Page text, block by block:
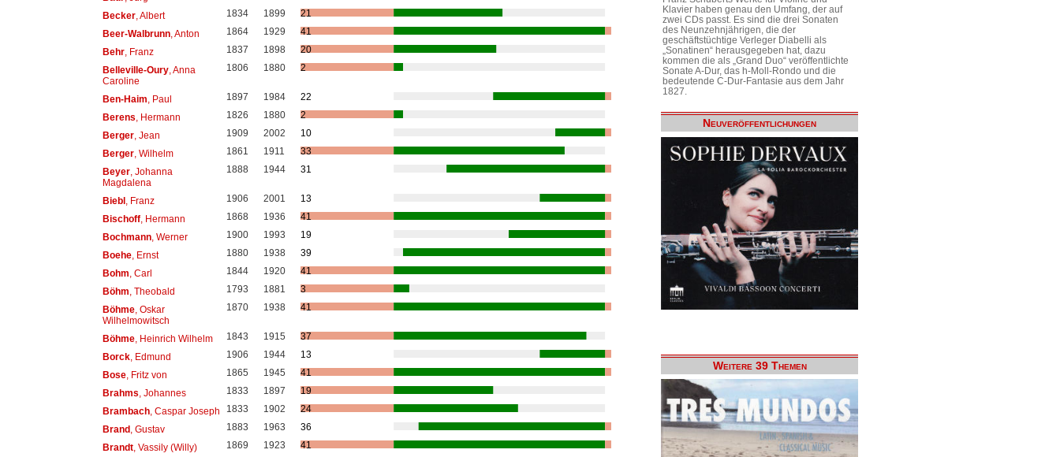
Becker, Albert 1834 1899
21
Beer-Walbrunn, Anton 1864 1929
41
Behr, Franz 1837 1898
20
Belleville-Oury, Anna
Caroline
1806 1880 2
Ben-Haim , Paul 1897 1984
22
Berens , Hermann 1826 1880
2
Berger, Jean 1909 2002
10
Berger, Wilhelm 1861 1911
33
Beyer, Johanna
Magdalena
1888 1944 31
Biebl, Franz 1906 2001
13
Bischoff, Hermann 1868 1936
41
Bochmann, Werner 1900 1993
19
Boehe, Ernst 1880 1938
39
Bohm , Carl 1844 1920
41
Böhm , Theobald 1793 1881
3
Böhme, Oskar
Wilhelmowitsch
1870 1938 41
Böhme, Heinrich Wilhelm 1843 1915
37
Borck, Edmund 1906 1944
13
Bose, Fritz von 1865 1945
41
Brahms , Johannes 1833 1897
19
Brambach, Caspar Joseph 1833 1902
24
Brand, Gustav 1883 1963
36
Brandt, Vassily (Willy) 1869 1923
41
Klavier haben genau den Umfang, der auf
zwei CDs passt. Es sind die drei Sonaten
des Neunzehnjährigen, die der
geschäftstüchtige Verleger Diabelli als
„Sonatinen“ herausgegeben hat, dazu
kommen die als „Grand Duo“ veröffentlichte
Sonate A-Dur, das h-Moll-Rondo und die
bedeutende C-Dur-Fantasie aus dem Jahr
1827.
Neuveröffentlichungen
Weitere 39 Themen